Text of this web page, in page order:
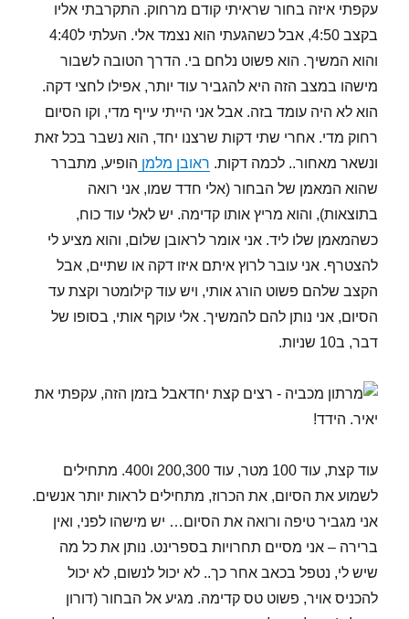
עקפתי איזה בחור שראיתי קודם מרחוק. התקרבתי אליו
בקצב 4:50, אבל כשהגעתי הוא נצמד אלי. העלתי ל4:40
והוא המשיך. הוא פשוט נלחם בי. הדרך הטובה לשבור
מישהו במצב הזה היא להגביר עוד יותר, אפילו לחצי דקה.
הוא לא היה עומד בזה. אבל אני הייתי עייף מדי, וקו הסיום
רחוק מדי. אחרי שתי דקות שרצנו יחד, הוא נשבר בכל זאת
ונשאר מאחור.. לכמה דקות. ראובן מלמן הופיע, מתברר
שהוא המאמן של הבחור (אלי חדד שמו, אני רואה
בתוצאות), והוא מריץ אותו קדימה. יש לאלי עוד כוח,
כשהמאמן שלו ליד. אני אומר לראובן שלום, והוא מציע לי
להצטרף. אני עובר לרוץ איתם איזו דקה או שתיים, אבל
הקצב שלהם פשוט הורג אותי, ויש עוד קילומטר וקצת עד
הסיום, אני נותן להם להמשיך. אלי עוקף אותי, בסופו של
דבר, ב10 שניות.
אבל בזמן הזה, עקפתי את
יאיר. הידד!
עוד קצת, עוד 100 מטר, עוד 200,300 ו400. מתחילים
לשמוע את הסיום, את הכרוז, מתחילים לראות יותר אנשים.
אני מגביר טיפה ורואה את הסיום… יש מישהו לפני, ואין
ברירה – אני מסיים תחרויות בספרינט. נותן את כל מה
שיש לי, נטפל בכאב אחר כך.. לא יכול לנשום, לא יכול
להכניס אויר, פשוט טס קדימה. מגיע אל הבחור (דורון